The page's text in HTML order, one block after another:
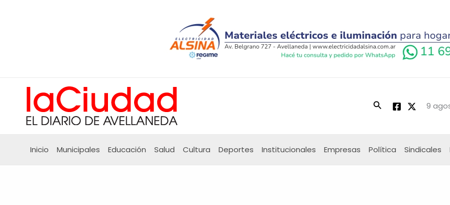
Buscar 9
Inicio Municipales Educación Salud Cultura Deportes Institucionales Empresas Política Sindicales